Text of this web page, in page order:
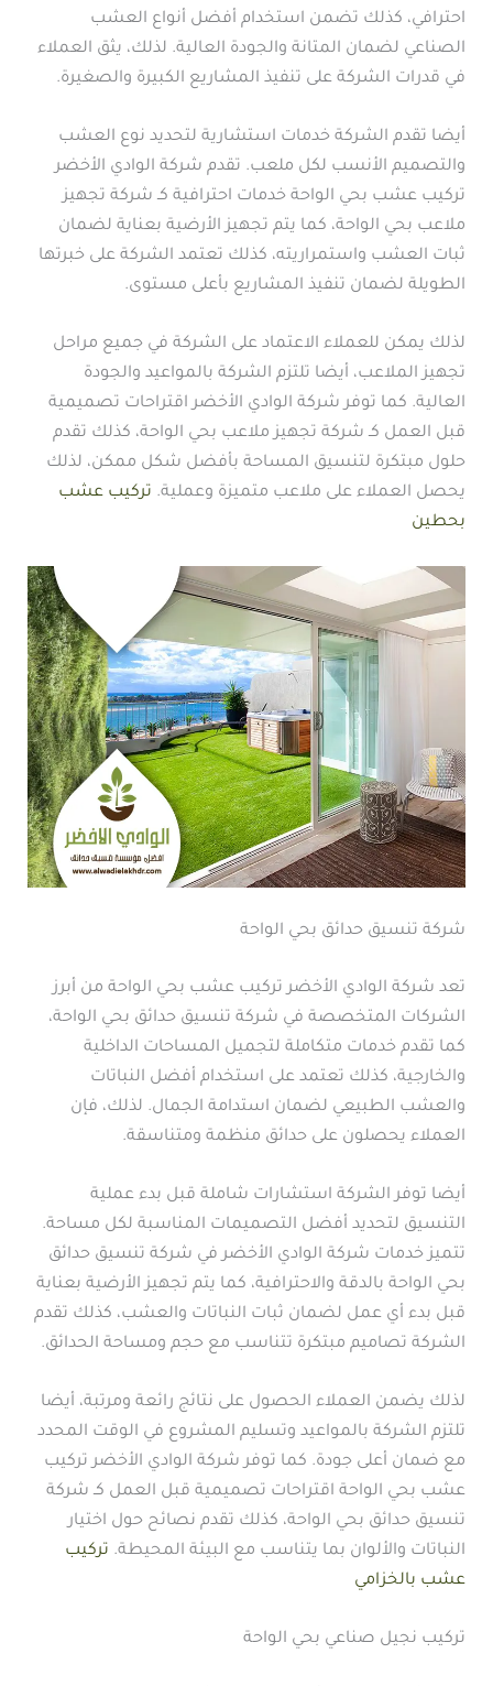
احترافي، كذلك تضمن استخدام أفضل أنواع العشب
الصناعي لضمان المتانة والجودة العالية. لذلك، يثق العملاء
في قدرات الشركة على تنفيذ المشاريع الكبيرة والصغيرة.
أيضا تقدم الشركة خدمات استشارية لتحديد نوع العشب
والتصميم الأنسب لكل ملعب. تقدم شركة الوادي الأخضر
تركيب عشب بحي الواحة خدمات احترافية كـ شركة تجهيز
ملاعب بحي الواحة، كما يتم تجهيز الأرضية بعناية لضمان
ثبات العشب واستمراريته، كذلك تعتمد الشركة على خبرتها
الطويلة لضمان تنفيذ المشاريع بأعلى مستوى.
لذلك يمكن للعملاء الاعتماد على الشركة في جميع مراحل
تجهيز الملاعب، أيضا تلتزم الشركة بالمواعيد والجودة
العالية. كما توفر شركة الوادي الأخضر اقتراحات تصميمية
قبل العمل كـ شركة تجهيز ملاعب بحي الواحة، كذلك تقدم
حلول مبتكرة لتنسيق المساحة بأفضل شكل ممكن، لذلك
يحصل العملاء على ملاعب متميزة وعملية. تركيب عشب
بحطين
شركة تنسيق حدائق بحي الواحة
تعد شركة الوادي الأخضر تركيب عشب بحي الواحة من أبرز
الشركات المتخصصة في شركة تنسيق حدائق بحي الواحة،
كما تقدم خدمات متكاملة لتجميل المساحات الداخلية
والخارجية، كذلك تعتمد على استخدام أفضل النباتات
والعشب الطبيعي لضمان استدامة الجمال. لذلك، فإن
العملاء يحصلون على حدائق منظمة ومتناسقة.
أيضا توفر الشركة استشارات شاملة قبل بدء عملية
التنسيق لتحديد أفضل التصميمات المناسبة لكل مساحة.
تتميز خدمات شركة الوادي الأخضر في شركة تنسيق حدائق
بحي الواحة بالدقة والاحترافية، كما يتم تجهيز الأرضية بعناية
قبل بدء أي عمل لضمان ثبات النباتات والعشب، كذلك تقدم
الشركة تصاميم مبتكرة تتناسب مع حجم ومساحة الحدائق.
لذلك يضمن العملاء الحصول على نتائج رائعة ومرتبة، أيضا
تلتزم الشركة بالمواعيد وتسليم المشروع في الوقت المحدد
مع ضمان أعلى جودة. كما توفر شركة الوادي الأخضر تركيب
عشب بحي الواحة اقتراحات تصميمية قبل العمل كـ شركة
تنسيق حدائق بحي الواحة، كذلك تقدم نصائح حول اختيار
النباتات والألوان بما يتناسب مع البيئة المحيطة. تركيب
عشب بالخزامي
تركيب نجيل صناعي بحي الواحة